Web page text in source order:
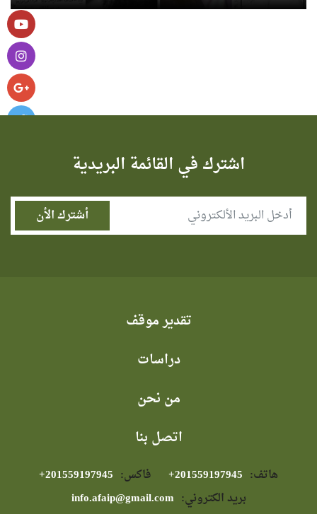
اشترك في القائمة البريدية
تقدير موقف
دراسات
من نحن
اتصل بنا
هاتف: فاكس:
بريد الكتروني: info.afaip@gmail.com